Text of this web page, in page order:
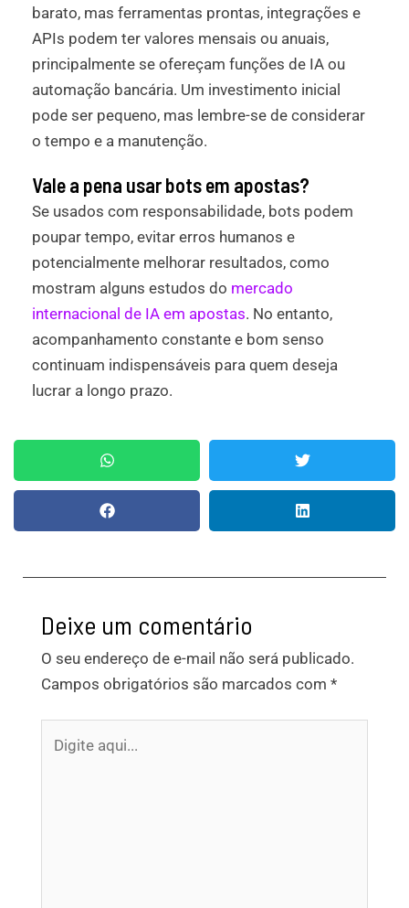
barato, mas ferramentas prontas, integrações e
APIs podem ter valores mensais ou anuais,
principalmente se ofereçam funções de IA ou
automação bancária. Um investimento inicial
pode ser pequeno, mas lembre-se de considerar
o tempo e a manutenção.
Vale a pena usar bots em apostas?
Se usados com responsabilidade, bots podem
poupar tempo, evitar erros humanos e
potencialmente melhorar resultados, como
mostram alguns estudos do mercado
internacional de IA em apostas. No entanto,
acompanhamento constante e bom senso
continuam indispensáveis para quem deseja
lucrar a longo prazo.
Deixe um comentário
O seu endereço de e-mail não será publicado.
Campos obrigatórios são marcados com *
aqui...